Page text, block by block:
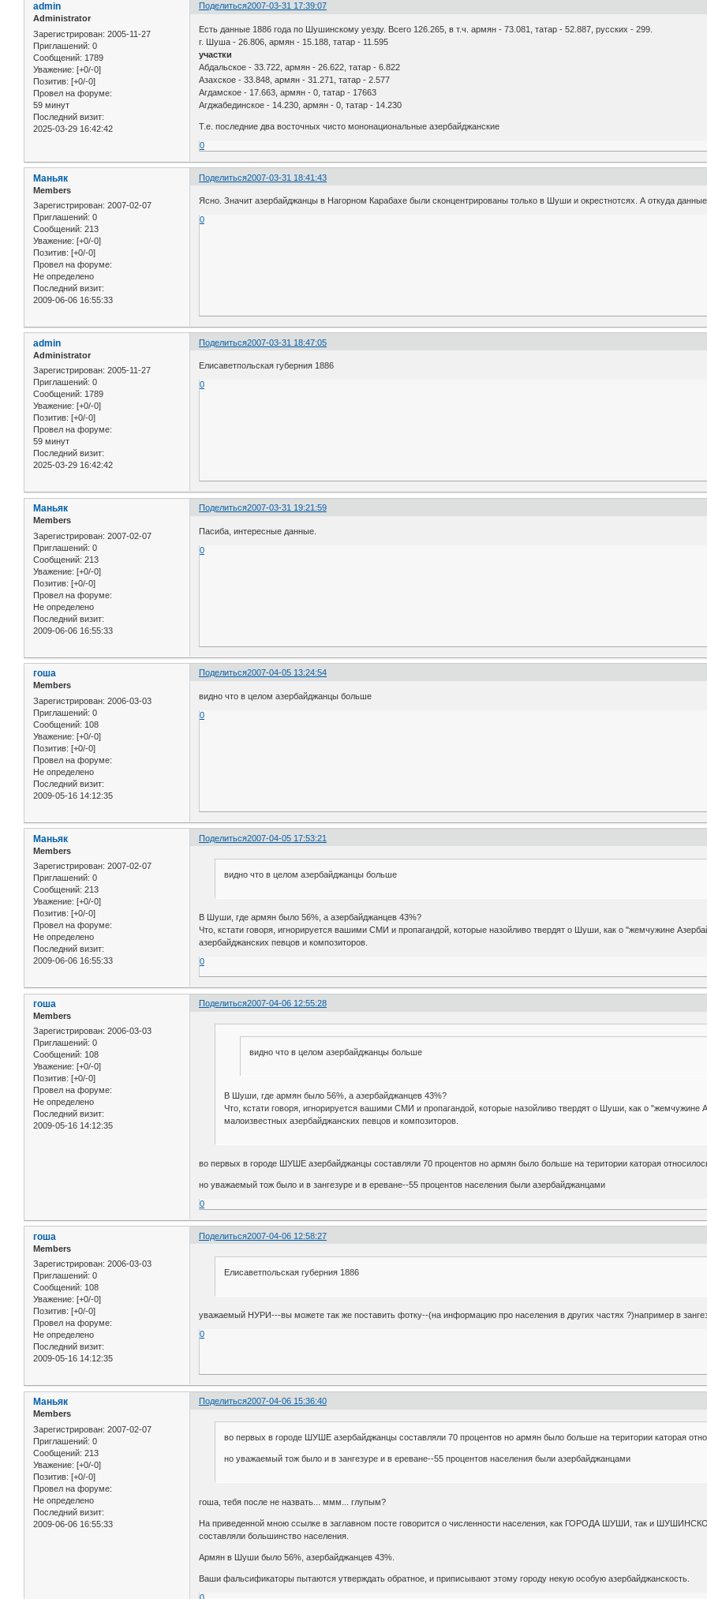
Поделиться2007-03-31 17:39:07
admin
Administrator
Зарегистрирован: 2005-11-27
Приглашений: 0
Сообщений: 1789
Уважение: [+0/-0]
Позитив: [+0/-0]
Провел на форуме:
59 минут
Последний визит:
2025-03-29 16:42:42
Есть данные 1886 года по Шушинскому уезду. Всего 126.265, в т.ч. армян - 73.081, татар - 52.887, русских - 299.
г. Шуша - 26.806, армян - 15.188, татар - 11.595
участки
Абдальское - 33.722, армян - 26.622, татар - 6.822
Азахское - 33.848, армян - 31.271, татар - 2.577
Агдамское - 17.663, армян - 0, татар - 17663
Агджабединское - 14.230, армян - 0, татар - 14.230
Т.е. последние два восточных чисто мононациональные азербайджанские
0
Поделиться2007-03-31 18:41:43
Маньяк
Members
Зарегистрирован: 2007-02-07
Приглашений: 0
Сообщений: 213
Уважение: [+0/-0]
Позитив: [+0/-0]
Провел на форуме:
Не определено
Последний визит:
2009-06-06 16:55:33
Ясно. Значит азербайджанцы в Нагорном Карабахе были сконцентрированы только в Шуши и окрестнотсях. А откуда
0
Поделиться2007-03-31 18:47:05
admin
Administrator
Зарегистрирован: 2005-11-27
Приглашений: 0
Сообщений: 1789
Уважение: [+0/-0]
Позитив: [+0/-0]
Провел на форуме:
59 минут
Последний визит:
2025-03-29 16:42:42
Елисаветпольская губерния 1886
0
Поделиться2007-03-31 19:21:59
Маньяк
Members
Зарегистрирован: 2007-02-07
Приглашений: 0
Сообщений: 213
Уважение: [+0/-0]
Позитив: [+0/-0]
Провел на форуме:
Не определено
Последний визит:
2009-06-06 16:55:33
Пасиба, интересные данные.
0
Поделиться2007-04-05 13:24:54
гоша
Members
Зарегистрирован: 2006-03-03
Приглашений: 0
Сообщений: 108
Уважение: [+0/-0]
Позитив: [+0/-0]
Провел на форуме:
Не определено
Последний визит:
2009-05-16 14:12:35
видно что в целом азербайджанцы больше
0
Поделиться2007-04-05 17:53:21
Маньяк
Members
Зарегистрирован: 2007-02-07
Приглашений: 0
Сообщений: 213
Уважение: [+0/-0]
Позитив: [+0/-0]
Провел на форуме:
Не определено
Последний визит:
2009-06-06 16:55:33
видно что в целом азербайджанцы больше
В Шуши, где армян было 56%, а азербайджанцев 43%?
Что, кстати говоря, игнорируется вашими СМИ и пропагандой, которые назойливо твердят о Шуши, как о "жемчужине
азербайджанских певцов и композиторов.
0
Поделиться2007-04-06 12:55:28
гоша
Members
Зарегистрирован: 2006-03-03
Приглашений: 0
Сообщений: 108
Уважение: [+0/-0]
Позитив: [+0/-0]
Провел на форуме:
Не определено
Последний визит:
2009-05-16 14:12:35
видно что в целом азербайджанцы больше
В Шуши, где армян было 56%, а азербайджанцев 43%?
Что, кстати говоря, игнорируется вашими СМИ и пропагандой, которые назойливо твердят о Шуши, как о "жемчужине
малоизвестных азербайджанских певцов и композиторов.
во первых в городе ШУШЕ азербайджанцы составляли 70 процентов но армян было больше на територии каторая
но уважаемый тож было и в зангезуре и в ереване--55 процентов населения были азербайджанцами
0
Поделиться2007-04-06 12:58:27
гоша
Members
Зарегистрирован: 2006-03-03
Приглашений: 0
Сообщений: 108
Уважение: [+0/-0]
Позитив: [+0/-0]
Провел на форуме:
Не определено
Последний визит:
2009-05-16 14:12:35
Елисаветпольская губерния 1886
уважаемый НУРИ---вы можете так же поставить фотку--(на информацию про населения в других частях ?)например в
0
Поделиться2007-04-06 15:36:40
Маньяк
Members
Зарегистрирован: 2007-02-07
Приглашений: 0
Сообщений: 213
Уважение: [+0/-0]
Позитив: [+0/-0]
Провел на форуме:
Не определено
Последний визит:
2009-06-06 16:55:33
во первых в городе ШУШЕ азербайджанцы составляли 70 процентов но армян было больше на територии каторая
но уважаемый тож было и в зангезуре и в ереване--55 процентов населения были азербайджанцами
гоша, тебя после не назвать... ммм... глупым?
На приведенной мною ссылке в заглавном посте говорится о численности населения, как ГОРОДА ШУШИ, так и
составляли большинство населения.
Армян в Шуши было 56%, азербайджанцев 43%.
Ваши фальсификаторы пытаются утверждать обратное, и приписывают этому городу некую особую азербайджанскость.
0